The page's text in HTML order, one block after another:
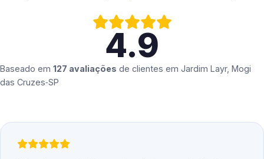
4.9
Baseado em 127 avaliações de clientes em Jardim Layr, Mogi
das Cruzes‑SP